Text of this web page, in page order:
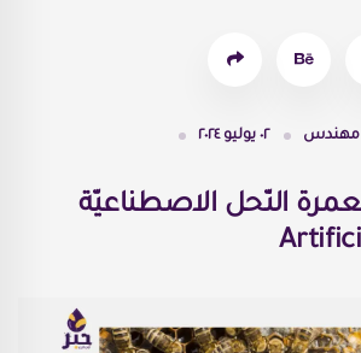
مهندس
٠٢ يوليو ٢٠٢٤
النّحل الاصطناعيّة